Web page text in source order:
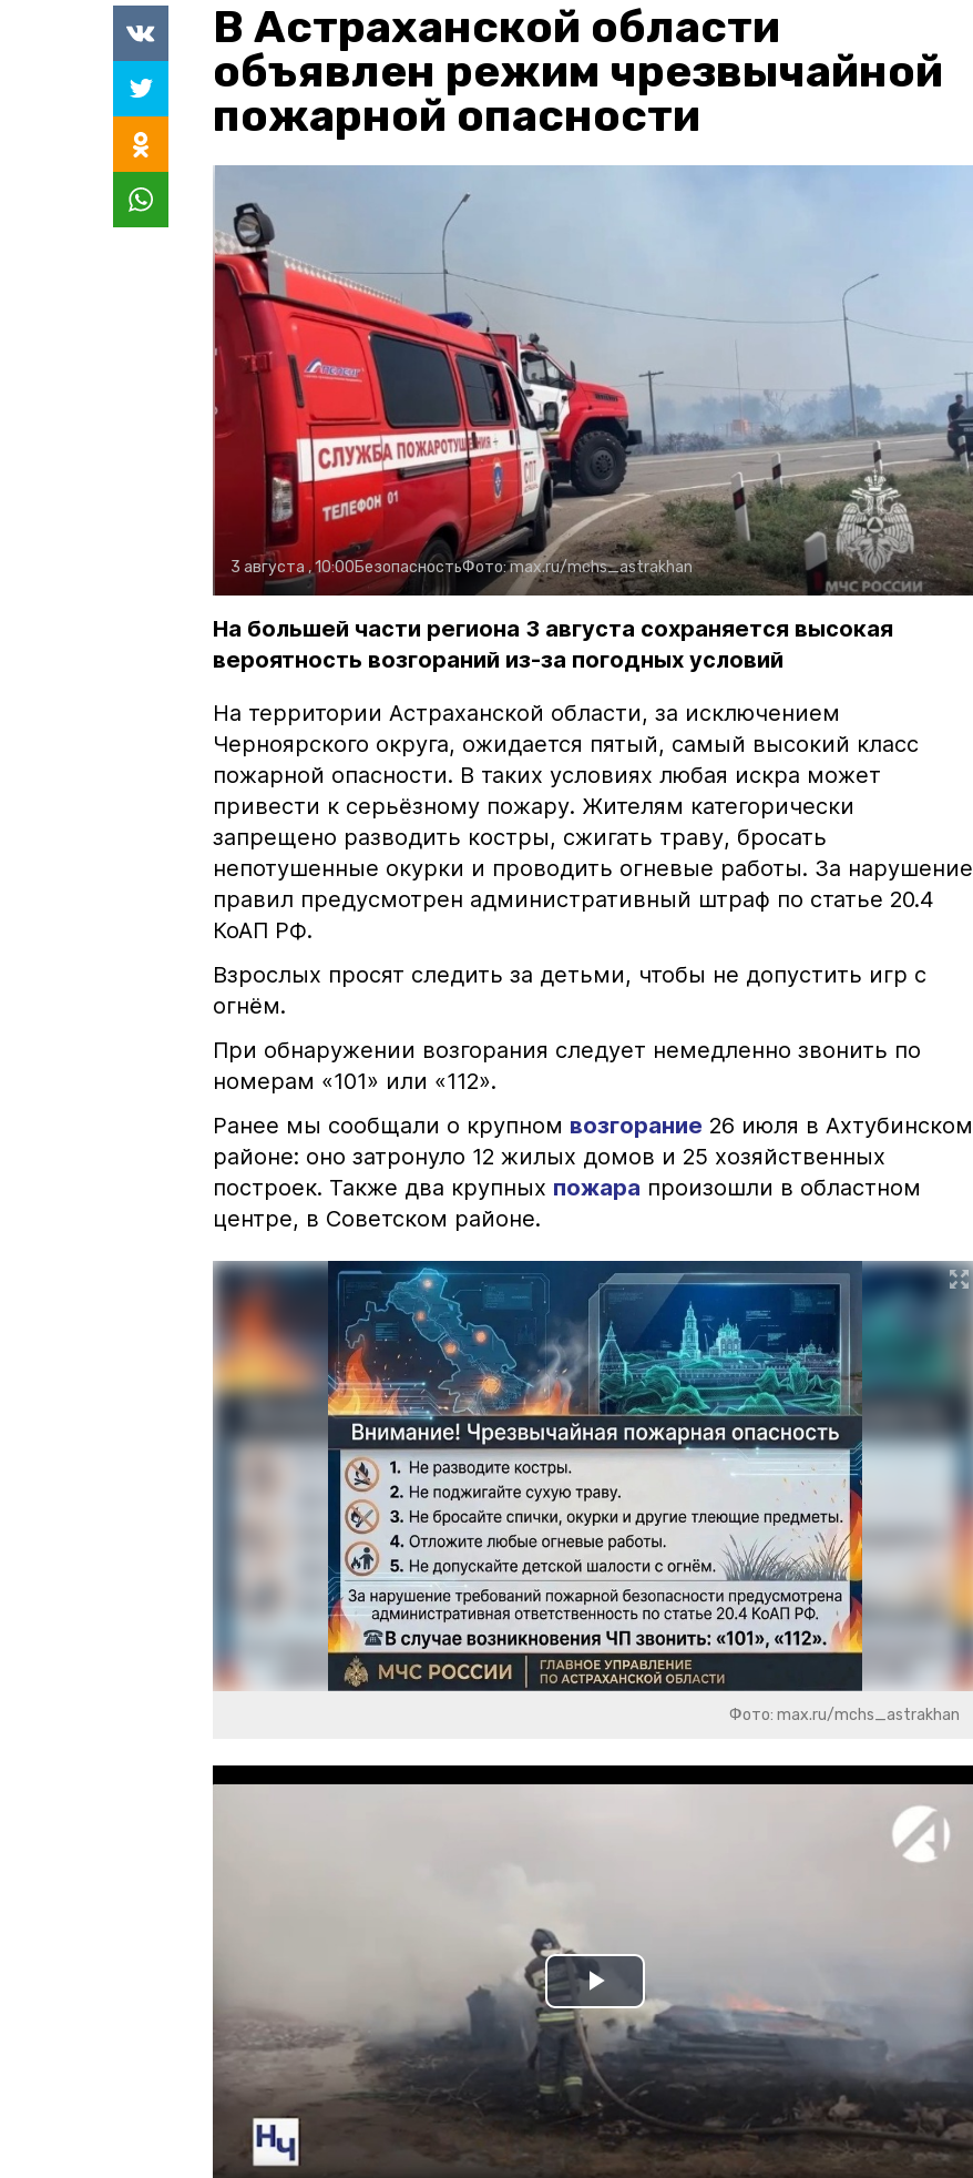
В Астраханской области
объявлен режим чрезвычайной
пожарной опасности
3 августа , 10:00БезопасностьФото:max.ru/mchs_astrakhan
На большей части региона 3 августа сохраняется высокая
вероятность возгораний из-за погодных условий
На территории Астраханской области, за исключением
Черноярского округа, ожидается пятый, самый высокий класс
пожарной опасности. В таких условиях любая искра может
привести к серьёзному пожару. Жителям категорически
запрещено разводить костры, сжигать траву, бросать
непотушенные окурки и проводить огневые работы. За нарушение
правил предусмотрен административный штраф по статье 20.4
КоАП РФ.
Взрослых просят следить за детьми, чтобы не допустить игр с
огнём.
При обнаружении возгорания следует немедленно звонить по
номерам «101» или «112».
Ранее мы сообщали о крупном возгорание 26 июля в Ахтубинском
районе: оно затронуло 12 жилых домов и 25 хозяйственных
построек. Также два крупных пожара произошли в областном
центре, в Советском районе.
Фото: max.ru/mchs_astrakhan
Play
Video